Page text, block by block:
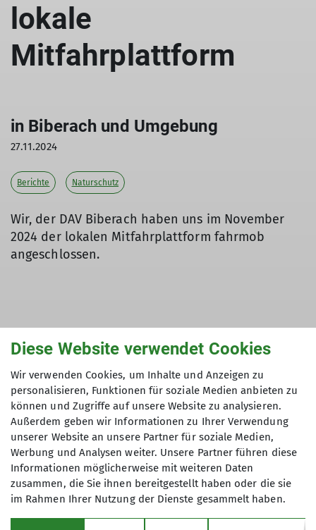
lokale
Mitfahrplattform
in Biberach und Umgebung
27.11.2024
Berichte Naturschutz
Wir, der DAV Biberach haben uns im November
2024 der lokalen Mitfahrplattform fahrmob
angeschlossen.
Durch geteilte Fahrten wollen auch wir einen
Fußabdruckes leisten.
Deshalb machen wir mit!
Die Stärke der Mitfahrplattform liegt in der
Regionalität und auch darin, dass Vereine,
Arbeitgeber und andere Institutionen aktiv
eingebunden werden.
Man registriert sich und fährt für einen Verein
Diese Website verwendet Cookies
Wir verwenden Cookies, um Inhalte und Anzeigen zu
personalisieren, Funktionen für soziale Medien anbieten zu
können und Zugriffe auf unsere Website zu analysieren.
Außerdem geben wir Informationen zu Ihrer Verwendung
unserer Website an unsere Partner für soziale Medien,
Werbung und Analysen weiter. Unsere Partner führen diese
Informationen möglicherweise mit weiteren Daten
zusammen, die Sie ihnen bereitgestellt haben oder die sie
im Rahmen Ihrer Nutzung der Dienste gesammelt haben.